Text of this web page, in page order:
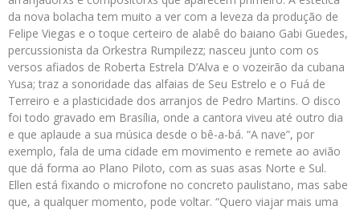
da nova bolacha tem muito a ver com a leveza da produção de
Felipe Viegas e o toque certeiro de alabê do baiano Gabi Guedes,
percussionista da Orkestra Rumpilezz; nasceu junto com os
versos afiados de Roberta Estrela D’Alva e o vozeirão da cubana
Yusa; traz a sonoridade das alfaias de Seu Estrelo e o Fuá de
Terreiro e a plasticidade dos arranjos de Pedro Martins. O disco
foi todo gravado em Brasília, onde a cantora viveu até outro dia
e que aplaude a sua música desde o bê-a-bá. “A nave”, por
exemplo, fala de uma cidade em movimento e remete ao avião
que dá forma ao Plano Piloto, com as suas asas Norte e Sul.
Ellen está fixando o microfone no concreto paulistano, mas sabe
que, a qualquer momento, pode voltar. “Quero viajar mais uma